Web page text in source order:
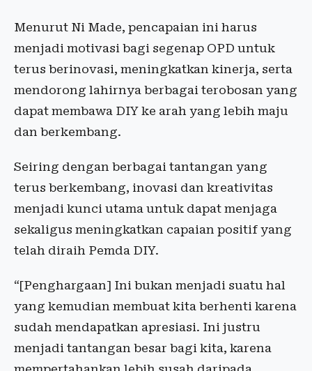
Menurut Ni Made, pencapaian ini harus
menjadi motivasi bagi segenap OPD untuk
terus berinovasi, meningkatkan kinerja, serta
mendorong lahirnya berbagai terobosan yang
dapat membawa DIY ke arah yang lebih maju
dan berkembang.
Seiring dengan berbagai tantangan yang
terus berkembang, inovasi dan kreativitas
menjadi kunci utama untuk dapat menjaga
sekaligus meningkatkan capaian positif yang
telah diraih Pemda DIY.
“[Penghargaan] Ini bukan menjadi suatu hal
yang kemudian membuat kita berhenti karena
sudah mendapatkan apresiasi. Ini justru
menjadi tantangan besar bagi kita, karena